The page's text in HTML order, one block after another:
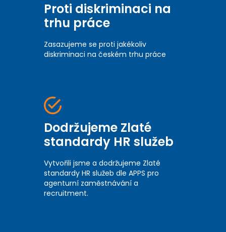
Proti diskriminaci na
trhu práce
Zasazujeme se proti jakékoliv
diskriminaci na českém trhu práce
Dodržujeme Zlaté
standardy HR služeb
Vytvořili jsme a dodržujeme Zlaté
standardy HR služeb dle APPS pro
agenturní zaměstnávání a
recruitment.